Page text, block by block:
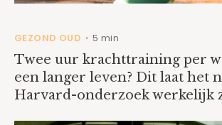
GEZOND OUD • 5 min
Twee uur krachttraining per
een langer leven? Dit laat het
Harvard-onderzoek werkelijk